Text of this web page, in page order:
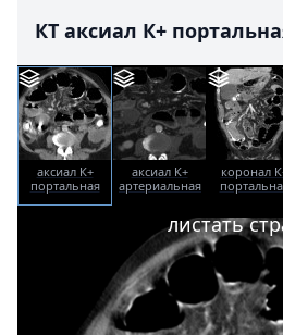
КТ аксиал К+
аксиал К+
портальная
аксиал К+
артериальная
коронал
листать